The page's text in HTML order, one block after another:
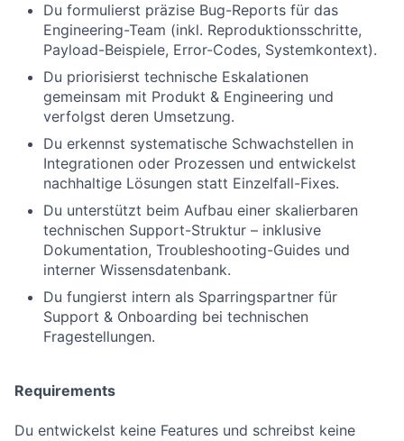
Du formulierst präzise Bug-Reports für das
Engineering-Team (inkl. Reproduktionsschritte,
Payload-Beispiele, Error-Codes, Systemkontext).
Du priorisierst technische Eskalationen
gemeinsam mit Produkt & Engineering und
verfolgst deren Umsetzung.
Du erkennst systematische Schwachstellen in
Integrationen oder Prozessen und entwickelst
nachhaltige Lösungen statt Einzelfall-Fixes.
Du unterstützt beim Aufbau einer skalierbaren
technischen Support-Struktur – inklusive
Dokumentation, Troubleshooting-Guides und
interner Wissensdatenbank.
Du fungierst intern als Sparringspartner für
Support & Onboarding bei technischen
Fragestellungen.
Requirements
Du entwickelst keine Features und schreibst keine